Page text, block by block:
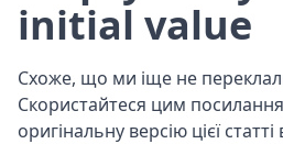
initial value
Схоже, що ми іще не
Скористайтеся цим
оригінальну версію цієї